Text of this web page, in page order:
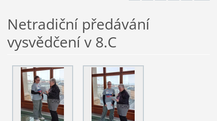
Netradiční předávání
vysvědčení v 8.C